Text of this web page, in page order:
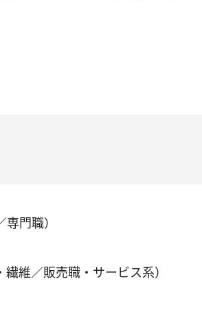
門職）
維／販売職・サービス系）